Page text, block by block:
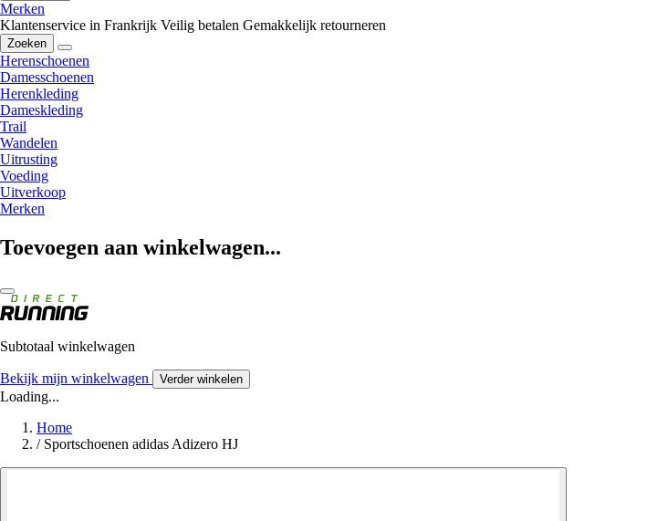
Merken
Klantenservice in Frankrijk Veilig betalen Gemakkelijk retourneren
Zoeken
Herenschoenen
Damesschoenen
Herenkleding
Dameskleding
Trail
Wandelen
Uitrusting
Voeding
Uitverkoop
Merken
Toevoegen aan winkelwagen...
Subtotaal winkelwagen
Bekijk mijn winkelwagen Verder winkelen
Loading...
Home
/ Sportschoenen adidas Adizero HJ